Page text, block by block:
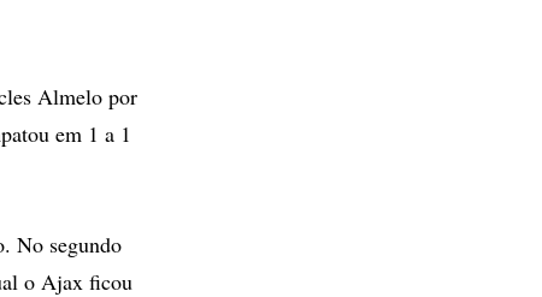
Almelo por
em 1 a 1
No segundo
o Ajax ficou